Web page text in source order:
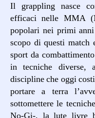
Il grappling nasce
efficaci nelle MMA
popolari nei primi
scopo di questi match
sport da
in tecniche diverse,
discipline che oggi
portare a terra
sottomettere le